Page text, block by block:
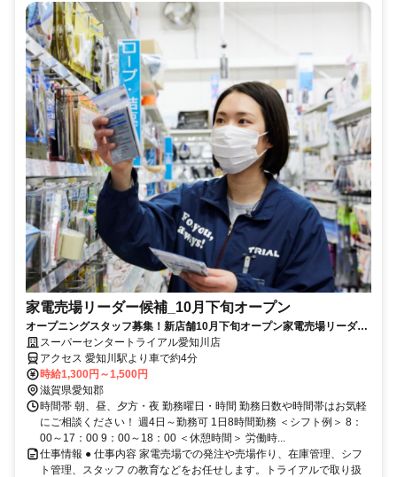
家電売場リーダー候補_10月下旬オープン
オープニングスタッフ募集！新店舗10月下旬オープン家電売場リーダー
候補募集※業務経験要
スーパーセンタートライアル愛知川店
アクセス 愛知川駅より車で約4分
時給1,300円～1,500円
滋賀県愛知郡
時間帯 朝、昼、夕方・夜 勤務曜日・時間 勤務日数や時間帯はお気軽
にご相談ください！ 週4日～勤務可 1日8時間勤務 ＜シフト例＞ 8：
00～17：00 9：00～18：00 ＜休憩時間＞ 労働時...
仕事情報 ● 仕事内容 家電売場での発注や売場作り、在庫管理、シフ
ト管理、スタッフ の教育などをお任せします。トライアルで取り扱